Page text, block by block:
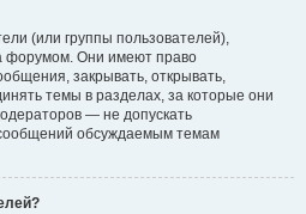
(или группы пользователей),
форумом. Они имеют право
закрывать, открывать,
темы в разделах, за которые они
— не допускать
обсуждаемым темам